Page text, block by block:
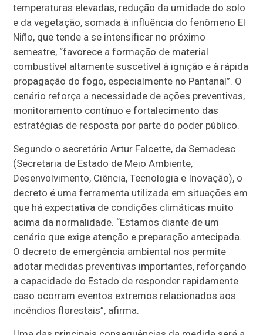
temperaturas elevadas, redução da umidade do solo
e da vegetação, somada à influência do fenômeno El
Niño, que tende a se intensificar no próximo
semestre, “favorece a formação de material
combustível altamente suscetível à ignição e à rápida
propagação do fogo, especialmente no Pantanal”. O
cenário reforça a necessidade de ações preventivas,
monitoramento contínuo e fortalecimento das
estratégias de resposta por parte do poder público.
Segundo o secretário Artur Falcette, da Semadesc
(Secretaria de Estado de Meio Ambiente,
Desenvolvimento, Ciência, Tecnologia e Inovação), o
decreto é uma ferramenta utilizada em situações em
que há expectativa de condições climáticas muito
acima da normalidade. “Estamos diante de um
cenário que exige atenção e preparação antecipada.
O decreto de emergência ambiental nos permite
adotar medidas preventivas importantes, reforçando
a capacidade do Estado de responder rapidamente
caso ocorram eventos extremos relacionados aos
incêndios florestais”, afirma.